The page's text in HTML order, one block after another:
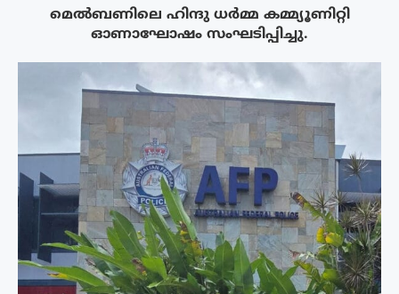
മെൽബണിലെ ഹിന്ദു ധർമ്മ കമ്മ്യൂണിറ്റി
ഓണാഘോഷം സംഘടിപ്പിച്ചു.